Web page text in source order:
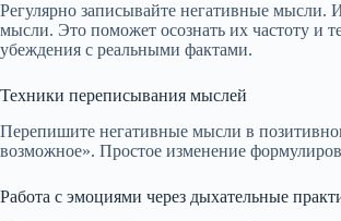
Регулярно записывайте негативные мысли.
мысли. Это поможет осознать их частоту и
убеждения с реальными фактами.
Техники переписывания мыслей
Перепишите негативные мысли в
возможное». Простое изменение
Работа с эмоциями через дыхательные